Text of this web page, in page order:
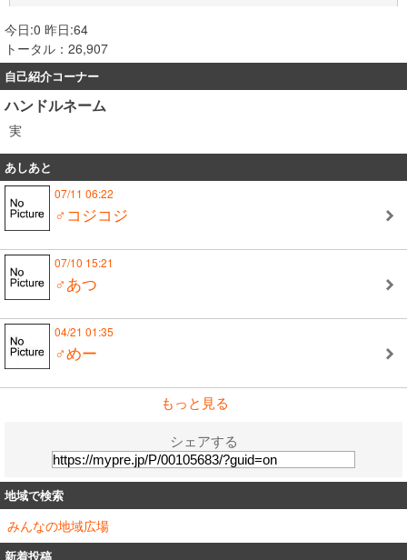
今日:0 昨日:64
トータル：26,907
自己紹介コーナー
ハンドルネーム
実
あしあと
07/11 06:22
♂コジコジ
07/10 15:21
♂あつ
04/21 01:35
♂めー
もっと見る
シェアする
地域で検索
みんなの地域広場
新着投稿